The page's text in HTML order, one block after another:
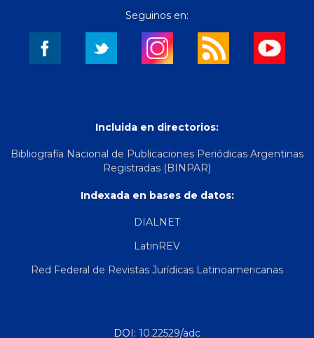
Seguinos en:
Incluida en directorios:
Bibliografía Nacional de Publicaciones Periódicas Argentinas
Registradas (BINPAR)
Indexada en bases de datos:
DIALNET
LatinREV
Red Federal de Revistas Jurídicas Latinoamericanas
DOI: 10.22529/adc